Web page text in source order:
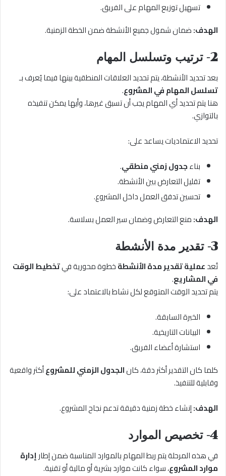
تسهيل توزيع المهام على الفريق.
الهدف:ضمان شمول جميع الأنشطة ضمن الخطة الزمنية.
2- ترتيب وتسلسل المهام
بعد تحديد الأنشطة، يتم تحديد العلاقات المنطقية بينها فيما يُعرف بـ
تسلسل المهام في المشروع.
هنا يتم تحديد أي المهام يجب أن تسبق غيرها، وأيها يمكن تنفيذه
بالتوازي.
تحديد الاعتماديات يساعد على:
بناءجدول زمني منطقي.
تقليل التعارض بين الأنشطة.
تحسين تدفق العمل داخل المشروع.
الهدف:منع التعارض وضمان سير العمل بسلاسة.
3- تقدير مدة الأنشطة
تُعدعملية تقدير مدة الأنشطةخطوة محورية فيتخطيط الوقت
في المشاريع.
يتم تحديد الوقت المتوقع لكل نشاط بالاعتماد على:
الخبرة السابقة.
البيانات التاريخية.
استشارة أعضاء الفريق.
كلما كان التقدير أكثر دقة، كانالجدول الزمني للمشروعأكثر واقعية
وقابلية للتنفيذ.
الهدف:إنشاء خطة زمنية دقيقة تدعم نجاح المشروع.
4- تخصيص الموارد
في هذه المرحلة يتم ربط المهام بالموارد المناسبة ضمن إطارإدارة
موارد المشروع، سواء كانت موارد بشرية أو مالية أو تقنية.